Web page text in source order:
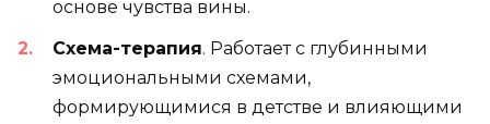
основе чувства вины.
Схема-терапия. Работает с глубинными
эмоциональными схемами,
формирующимися в детстве и влияющими